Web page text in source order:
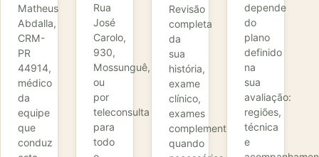
Matheus
Abdalla,
CRM-
PR
44914,
médico
da
equipe
que
conduz
Rua
José
Carolo,
930,
Mossunguê,
ou
por
teleconsulta
para
todo
Revisão
completa
da
sua
história,
exame
clínico,
exames
complementares
quando
depende
do
plano
definido
na
sua
avaliação:
regiões,
técnica
e